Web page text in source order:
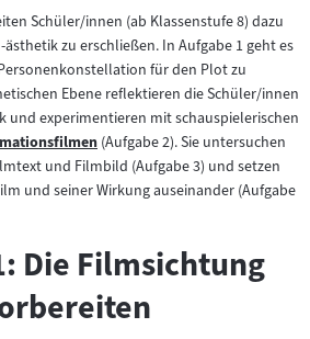
Schüler/innen (ab Klassenstufe 8) dazu
zu erschließen. In Aufgabe 1 geht es
für den Plot zu
Ebene reflektieren die Schüler/innen
und experimentieren mit schauspielerischen
(Aufgabe 2). Sie untersuchen
und Filmbild (Aufgabe 3) und setzen
und seiner Wirkung auseinander (Aufgabe
Die Filmsichtung